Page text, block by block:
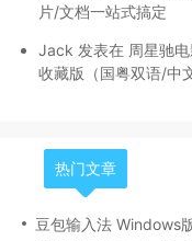
片/文档一站式搞定
Jack 发表在 周星驰
收藏版（国粤双语/中
热门文章
豆包输入法 Windows